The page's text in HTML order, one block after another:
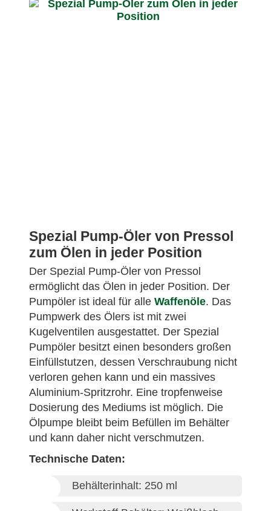
Spezial Pump-Öler von Pressol
zum Ölen in jeder Position
Der Spezial Pump-Öler von Pressol
ermöglicht das Ölen in jeder Position. Der
Pumpöler ist ideal für alle Waffenöle. Das
Pumpwerk des Ölers ist mit zwei
Kugelventilen ausgestattet. Der Spezial
Pumpöler besitzt einen besonders großen
Einfüllstutzen, dessen Verschraubung nicht
verloren gehen kann und ein massives
Aluminium-Spritzrohr. Eine tropfenweise
Dosierung des Mediums ist möglich. Die
Ölpumpe bleibt beim Befüllen im Behälter
und kann daher nicht verschmutzen.
Technische Daten:
Behälterinhalt: 250 ml